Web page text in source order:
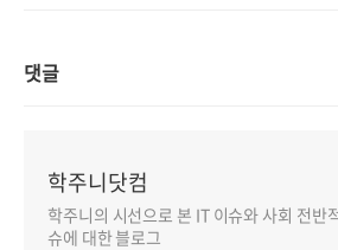
댓글
학주니닷컴
학주니의 시선으로 본 IT 이슈와 사회 전반
슈에 대한 블로그